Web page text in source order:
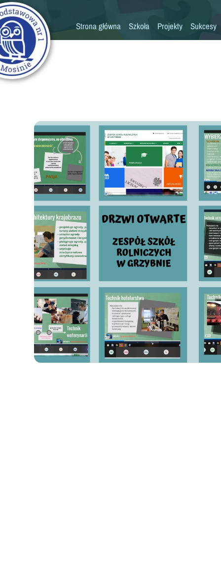
Strona główna Szkoła
Historia szkoły
Rada rodziców
Biblioteka
Stołówka
Świetlica
Kronika
Projekty
Erasmus+ Przez
Erasmus+ Mózgi w
Sukcesy